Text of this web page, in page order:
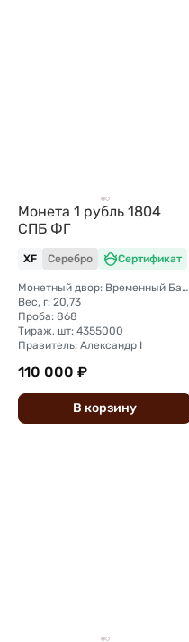
Монета 1 рубль 1804
СПБ ФГ
XF Серебро Сертификат
Монетный двор: Временный Банковский монетный двор (Санкт-Петербург)
Вес, г: 20,73
Проба: 868
Тираж, шт: 4355000
Правитель: Александр I
110 000 ₽
В корзину